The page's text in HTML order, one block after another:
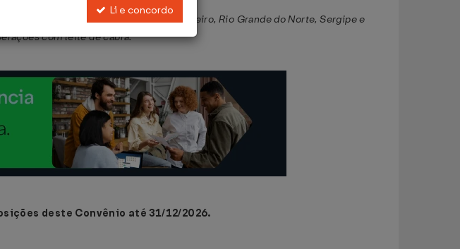
Paraíba, Pernambuco, Piauí, Rio de Janeiro, Rio Grande do Norte, Sergipe e
com leite de cabra.
deste Convênio até 31/12/2026.
Li e concordo